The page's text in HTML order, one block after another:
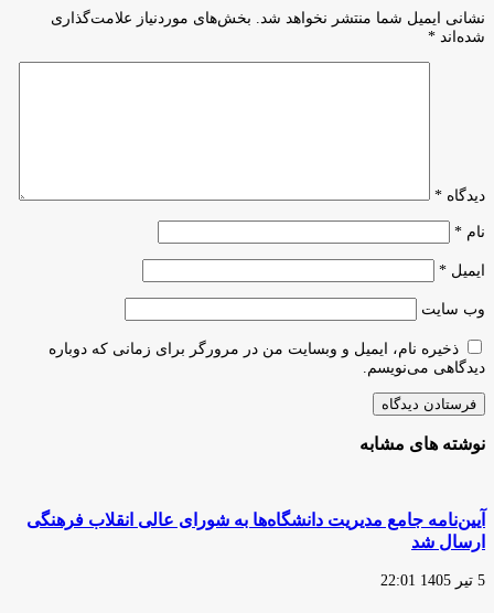
رئیس
جمهور
رشته‌
علوم
تجربی
نشانی ایمیل شما منتشر نخواهد شد.
بخش‌های موردنیاز علامت‌گذاری
شده‌اند *
دیدگاه *
نام *
ایمیل *
وب‌ سایت
ذخیره نام، ایمیل و وبسایت من در مرورگر برای زمانی که دوباره
دیدگاهی می‌نویسم.
نوشته های مشابه
آیین‌نامه جامع مدیریت دانشگاه‌ها به شورای عالی انقلاب فرهنگی
ارسال شد
5 تیر 1405 22:01